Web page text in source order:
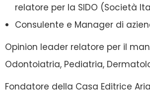
relatore per la SIDO (Società
Consulente e Manager di
Opinion leader relatore per il
Odontoiatria, Pediatria,
Fondatore della Casa Editrice